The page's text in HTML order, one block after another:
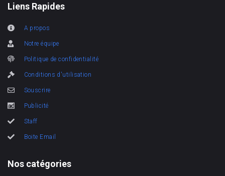
Liens Rapides
A propos
Notre équipe
Politique de confidentialité
Conditions d'utilisation
Souscrire
Publicité
Staff
Boite Email
Nos catégories